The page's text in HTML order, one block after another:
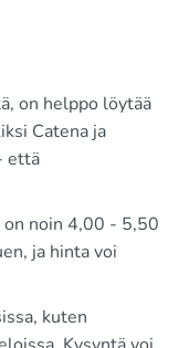
on helppo löytää
Catena ja
että
on noin 4,00 - 5,50
ja hinta voi
kuten